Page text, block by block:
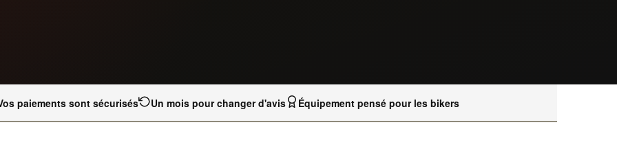
paiements sont sécurisés Un mois pour changer d'avis Équipement pensé pour les bikers